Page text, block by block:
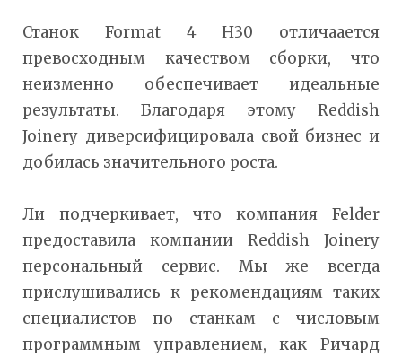
Станок Format 4 H30 отличаается
превосходным качеством сборки, что
неизменно обеспечивает идеальные
результаты. Благодаря этому Reddish
Joinery диверсифицировала свой бизнес и
добилась значительного роста.
Ли подчеркивает, что компания Felder
предоставила компании Reddish Joinery
персональный сервис. Мы же всегда
прислушивались к рекомендациям таких
специалистов по станкам с числовым
программным управлением, как Ричард